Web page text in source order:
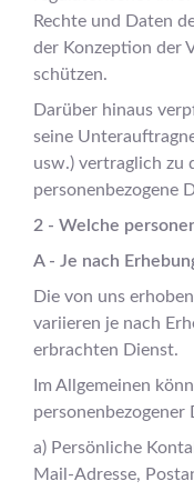
Rechte und Daten
der Konzeption der
schützen.
Darüber hinaus
seine
usw.) vertraglich zu
personenbezogene
2 - Welche
A - Je nach
Die von uns
variieren je nach
erbrachten Dienst.
Im Allgemeinen
personenbezogener
a) Persönliche
Mail-Adresse,